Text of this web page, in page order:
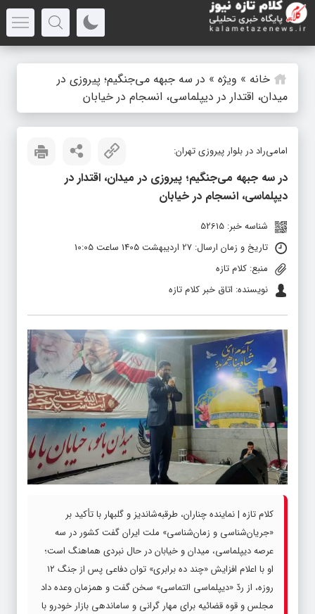
خانه » ویژه » در سه جبهه می‌جنگیم؛ پیروزی در
میدان، اقتدار در دیپلماسی، انسجام در خیابان
امامی‌راد در بلوار پیروزی تهران:
در سه جبهه می‌جنگیم؛ پیروزی در میدان، اقتدار در
دیپلماسی، انسجام در خیابان
شناسه خبر: 52615
تاریخ و زمان ارسال: 27 اردیبهشت 1405 ساعت 10:05
منبع: کلام تازه
نویسنده: اتاق خبر کلام تازه
کلام تازه | نماینده چناران، طرقبه‌شاندیز و گلبهار با تأکید بر
«جریان‌شناسی و زمان‌شناسی» ملت ایران گفت کشور در سه
عرصه دیپلماسی، میدان و خیابان در حال نبردی هماهنگ است؛
او با اعلام افزایش «چند ده برابری» توان دفاعی پس از جنگ ۱۲
روزه، از ردّ «دیپلماسی التماسی» سخن گفت و همزمان وعده داد
مجلس و قوه قضائیه برای مهار گرانی و ساماندهی بازار خودرو با